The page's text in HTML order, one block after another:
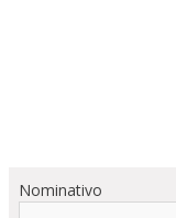
Nominativo